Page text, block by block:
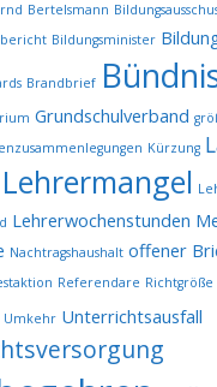
Bertelsmann
Bildungsminister
Brandbrief
Grundschulverband
Kürzung
Lehrermangel
Lehrerwochenstunden
Nachtragshaushalt offener
Referendare Richtgröße
Umkehr Unterrichtsausfall